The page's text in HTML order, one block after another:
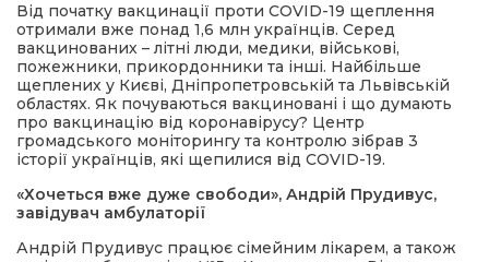
Від початку вакцинації проти COVID-19 щеплення
отримали вже понад 1,6 млн українців. Серед
вакцинованих – літні люди, медики, військові,
пожежники, прикордонники та інші. Найбільше
щеплених у Києві, Дніпропетровській та Львівській
областях. Як почуваються вакциновані і що думають
про вакцинацію від коронавірусу? Центр
громадського моніторингу та контролю зібрав 3
історії українців, які щепилися від COVID-19.
«Хочеться вже дуже свободи», Андрій Прудивус,
завідувач амбулаторії
Андрій Прудивус працює сімейним лікарем, а також